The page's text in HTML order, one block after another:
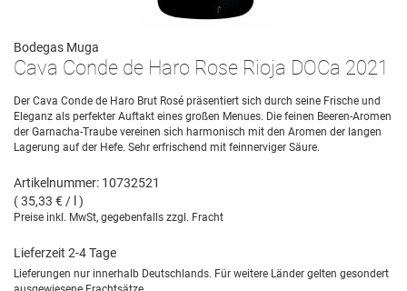
Bodegas Muga
Cava Conde de Haro Rose Rioja DOCa 2021
Der Cava Conde de Haro Brut Rosé präsentiert sich durch seine Frische und
Eleganz als perfekter Auftakt eines großen Menues. Die feinen Beeren-Aromen
der Garnacha-Traube vereinen sich harmonisch mit den Aromen der langen
Lagerung auf der Hefe. Sehr erfrischend mit feinnerviger Säure.
Artikelnummer: 10732521
( 35,33 € / l )
Preise inkl. MwSt, gegebenfalls zzgl. Fracht
Lieferzeit 2-4 Tage
Lieferungen nur innerhalb Deutschlands. Für weitere Länder gelten gesondert